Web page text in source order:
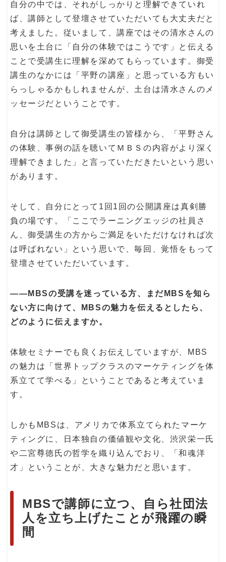
自分の中では、それがしっかりと理解できていれ
ば、講師として登壇させていただいても大丈夫だと
考えました。従いまして、講座ではその清水さんの
思いを土台に「自分の体験ではこうです」と伝える
ことで受講生に理解を深めてもらっています。御受
講生のなかには「平野の講座」と思っている方もい
らっしゃるかもしれませんが、土台は清水さんのメ
ッセージだということです。
自分は講師として御受講生の皆様から、「平野さん
の体験、事例の話を聴いてＭＢＳの内容がより深く
理解できました」と言っていただきたいという思い
があります。
そして、自分にとって1回1回の公開講座は真剣勝
負の場です。「ここでラーニングエッジの社員さ
ん、御受講生の方からご満足をいただけなければ次
は呼ばれない」という思いで、毎回、覚悟をもって
登壇させていただいています。
――MBSの受講を迷っている方、まだMBSを知ら
ない方に向けて、MBSの魅力を伝えるとしたら、
どのように伝えますか。
体験セミナーでも良くお伝えしていますが、MBS
の魅力は「世界トップクラスのマーケティングを体
系立てて学べる」ということであると考えていま
す。
しかもMBSは、アメリカで体系立てられたマーケ
ティングに、日本独自の価値観や文化、渋沢栄一氏
や二宮尊徳氏の哲学を織り込んでおり、「和魂洋
才」ということが、大きな魅力だと思います。
MBSで講師に立つ、自ら社団法
人を立ち上げたことが飛躍の瞬
間